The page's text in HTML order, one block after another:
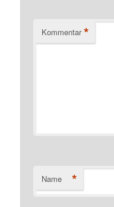
Kommentar *
Name *